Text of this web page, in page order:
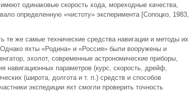
одинаковые скорость хода, мореходные качества,
определенную «чистоту» эксперимента [Сопоцко, 1983,
те же самые технические средства навигации и методы их
яхты «Родина» и «Россия» были вооружены и
эхолот, современные астрономические приборы,
навигационных параметров (курс, скорость, дрейф,
(широта, долгота и т. п.) средств и способов
экспедиции яхт смогли проверить точность